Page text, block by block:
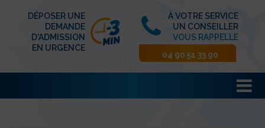
DÉPOSER UNE
DEMANDE
D'ADMISSION
EN URGENCE
À VOTRE SERVICE
UN CONSEILLER
VOUS RAPPELLE
04 90 51 33 90